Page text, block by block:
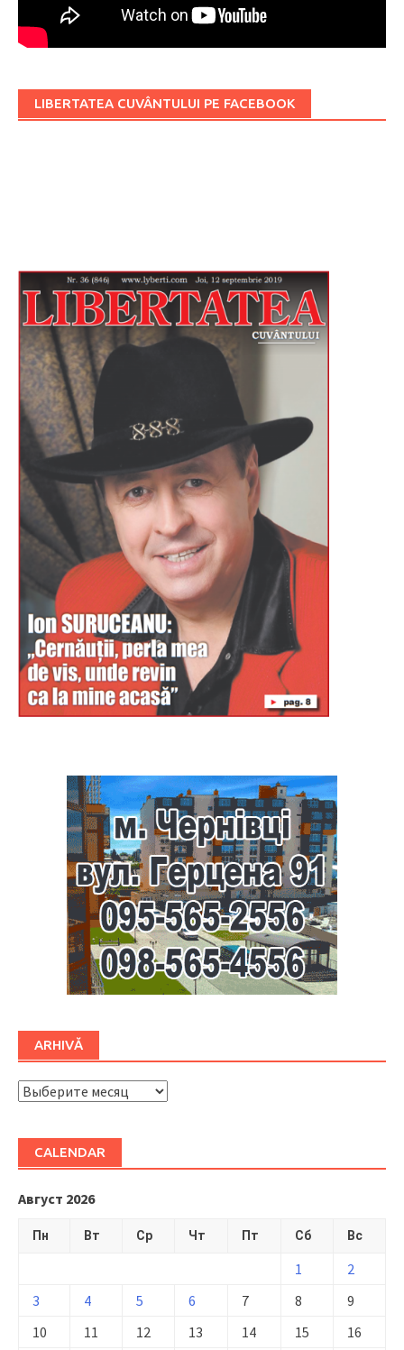
LIBERTATEA CUVÂNTULUI PE FACEBOOK
ARHIVĂ
ARHIVĂ
CALENDAR
Август 2026
Пн Вт Ср Чт Пт Сб Вс
1
2
3
4 5 6 7 8
9
10
11 12 13 14 15
16